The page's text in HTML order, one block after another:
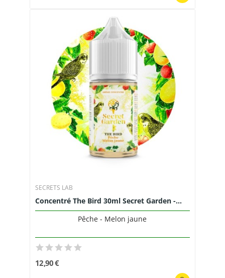
SECRETS LAB
Concentré The Bird 30ml Secret Garden -...
Pêche - Melon jaune
12,90 €